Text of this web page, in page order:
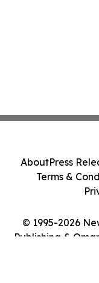
© 1995-2026
Publishing &
AboutPress
Terms &